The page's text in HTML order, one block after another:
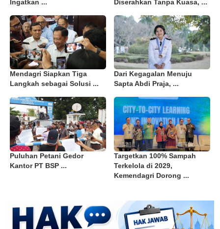
Ingatkan ... Diserahkan Tanpa Kuasa, ...
Mendagri Siapkan Tiga
Langkah sebagai Solusi ...
Dari Kegagalan Menuju
Sapta Abdi Praja, ...
Puluhan Petani Gedor
Kantor PT BSP ...
Targetkan 100% Sampah
Terkelola di 2029,
Kemendagri Dorong ...